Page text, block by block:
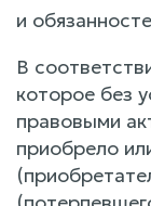
и
В
которое без
правовыми
приобрело